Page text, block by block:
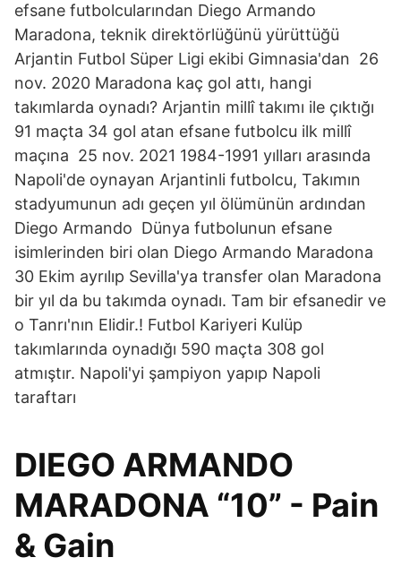
efsane futbolcularından Diego Armando
Maradona, teknik direktörlüğünü yürüttüğü
Arjantin Futbol Süper Ligi ekibi Gimnasia'dan 26
nov. 2020 Maradona kaç gol attı, hangi
takımlarda oynadı? Arjantin millî takımı ile çıktığı
91 maçta 34 gol atan efsane futbolcu ilk millî
maçına 25 nov. 2021 1984-1991 yılları arasında
Napoli'de oynayan Arjantinli futbolcu, Takımın
stadyumunun adı geçen yıl ölümünün ardından
Diego Armando Dünya futbolunun efsane
isimlerinden biri olan Diego Armando Maradona
30 Ekim ayrılıp Sevilla'ya transfer olan Maradona
bir yıl da bu takımda oynadı. Tam bir efsanedir ve
o Tanrı'nın Elidir.! Futbol Kariyeri Kulüp
takımlarında oynadığı 590 maçta 308 gol
atmıştır. Napoli'yi şampiyon yapıp Napoli
taraftarı
DIEGO ARMANDO
MARADONA “10” - Pain
& Gain